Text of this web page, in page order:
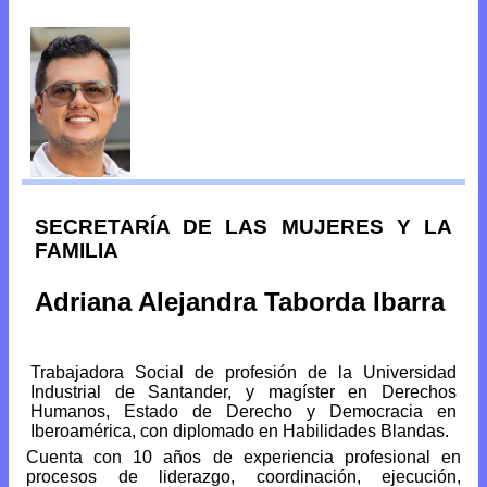
SECRETARÍA DE LAS MUJERES Y LA
FAMILIA
Adriana Alejandra Taborda Ibarra
Trabajadora Social de profesión de la Universidad
Industrial de Santander, y magíster en Derechos
Humanos, Estado de Derecho y Democracia en
Iberoamérica, con diplomado en Habilidades Blandas.
Cuenta con 10 años de experiencia profesional en
procesos de liderazgo, coordinación, ejecución,